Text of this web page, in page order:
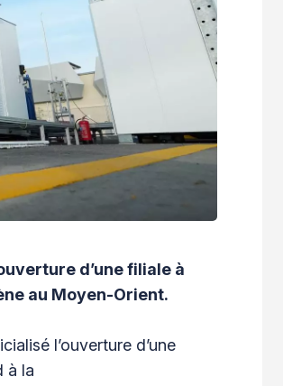
d’une filiale à
au Moyen-Orient.
l’ouverture d’une
à la